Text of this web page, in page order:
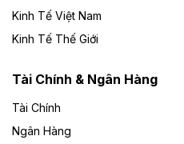
Theo vietnamfinance.vn
Đức Long Gia Lai mở
Lai
Bốn doanh nghiệp có sự
phần Tập đoàn Đức Long
Kinh Tế Việt Nam
Kinh Tế Thế Giới
Tài Chính & Ngân Hàng
Tài Chính
Ngân Hàng